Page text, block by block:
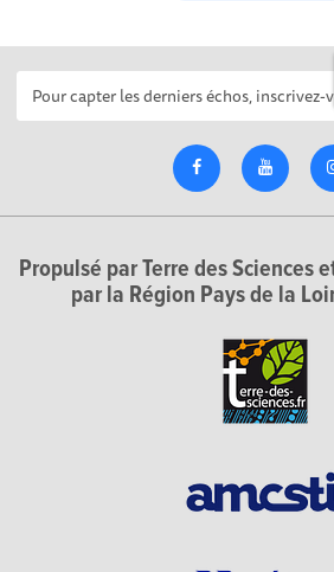
Propulsé par Terre des Sciences
par la Région Pays de la